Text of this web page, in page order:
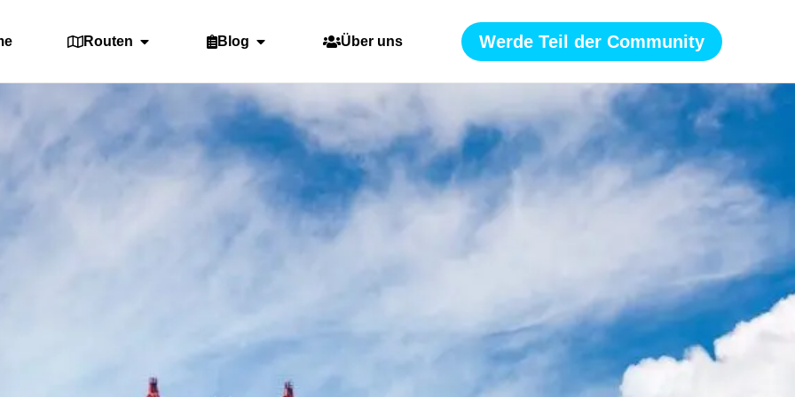
Routen Blog Über uns Werde Teil der Community